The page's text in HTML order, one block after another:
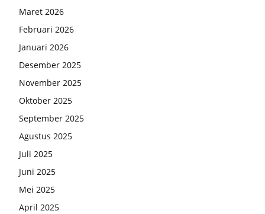
Maret 2026
Februari 2026
Januari 2026
Desember 2025
November 2025
Oktober 2025
September 2025
Agustus 2025
Juli 2025
Juni 2025
Mei 2025
April 2025